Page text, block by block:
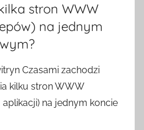
stron WWW
na jednym
Czasami zachodzi
kilku stron WWW
na jednym koncie